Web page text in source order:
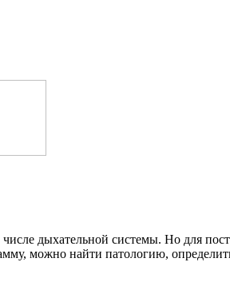
дыхательной системы. Но для
можно найти патологию,